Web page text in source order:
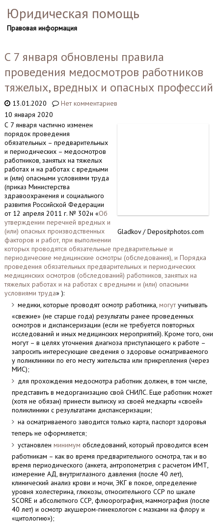
Юридическая помощь
Правовая информация
С 7 января обновлены правила
проведения медосмотров работников
тяжелых, вредных и опасных профессий
13.01.2020
Нет комментариев
10 января 2020
Gladkov / Depositphotos.com
С 7 января частично изменен
порядок проведения
обязательных – предварительных
и периодических – медосмотров
работников, занятых на тяжелых
работах и на работах с вредными
и (или) опасными условиями труда
(приказ Министерства
здравоохранения и социального
развития Российской Федерации
от 12 апреля 2011 г. № 302н «Об
утверждении перечней вредных и
(или) опасных производственных
факторов и работ, при выполнении
которых проводятся обязательные предварительные и
периодические медицинские осмотры (обследования), и Порядка
проведения обязательных предварительных и периодических
медицинских осмотров (обследований) работников, занятых на
тяжелых работах и на работах с вредными и (или) опасными
условиями труда» ):
медики, которые проводят осмотр работника, могутучитывать
«свежие» (не старше года) результаты ранее проведенных
осмотров и диспансеризации (если не требуется повторных
исследований и иных медицинских мероприятий). Кроме того, они
могут – в целях уточнения диагноза приступающего к работе –
запросить интересующие сведения о здоровье осматриваемого
у поликлиники по его месту жительства или прикрепления (через
МИС);
для прохождения медосмотра работник должен, в том числе,
представить в медорганизацию свой СНИЛС. Еще работник может
(хотя не обязан) принести выписку из своей медкарты «своей»
поликлиники с результатами диспансеризации;
на осматриваемого заводится только карта, паспорт здоровья
теперь не оформляется;
установлен минимум обследований, который проводится всем
работникам – как во время предварительного осмотра, так и во
время периодического (анкета, антропометрия с расчетом ИМТ,
измерение АД, внутриглазного давления (после 40 лет),
клинический анализ крови и мочи, ЭКГ в покое, определение
уровня холестерина, глюкозы, относительного ССР по шкале
SCORE и абсолютного ССР, флюорография, маммография (после
40 лет) и осмотр акушером-гинекологом с мазками на флору и
«цитологию»);